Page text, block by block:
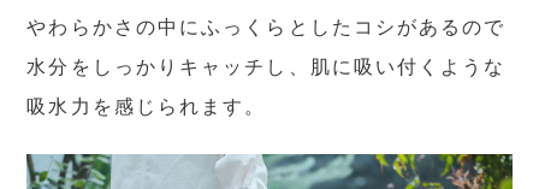
やわらかさの中にふっくらとしたコシがあるので
水分をしっかりキャッチし、肌に吸い付くような
吸水力を感じられます。